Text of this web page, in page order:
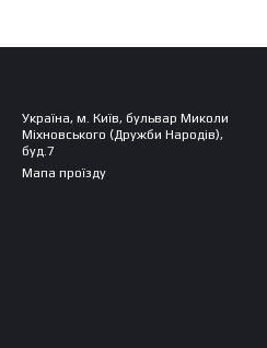
Україна, м. Київ, бульвар Миколи
Міхновського (Дружби Народів),
буд.7
Мапа проїзду